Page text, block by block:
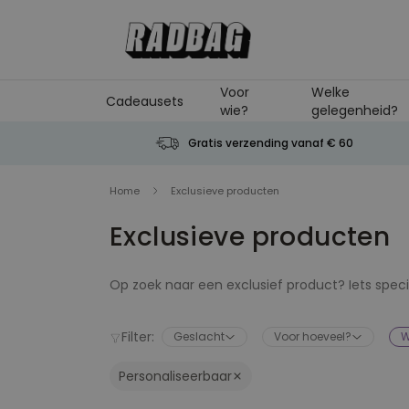
Cadeausets
Voor
wie?
Welke
gelegenheid?
Gratis verzending vanaf € 60
Home Exclusieve producten
Exclusieve producten
Op zoek naar een exclusief product? Iets
Filter:
Geslacht Voor hoeveel?
Personaliseerbaar